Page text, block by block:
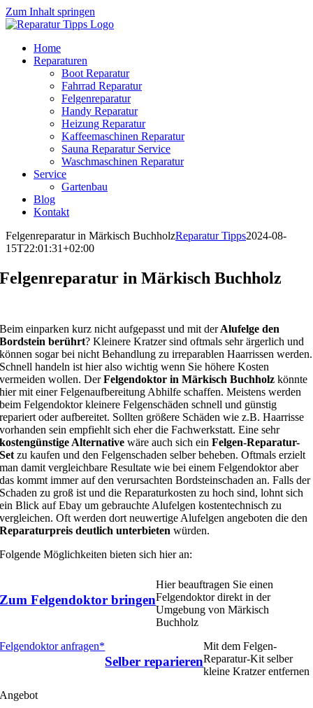
Zum Inhalt springen
Home
Reparaturen
Boot Reparatur
Fahrrad Reparatur
Felgenreparatur
Handy Reparatur
Heizung Reparatur
Kaffeemaschinen Reparatur
Sauna Reparatur Service
Waschmaschinen Reparatur
Service
Gartenbau
Blog
Kontakt
Felgenreparatur in Märkisch BuchholzReparatur Tipps2024-08-
15T22:01:31+02:00
Felgenreparatur in Märkisch Buchholz
Beim einparken kurz nicht aufgepasst und mit derAlufelge den
Bordstein berührt? Kleinere Kratzer sind oftmals sehr ärgerlich und
können sogar bei nicht Behandlung zu irreparablen Haarrissen werden.
Schnell handeln ist hier also wichtig wenn Sie höhere Kosten
vermeiden wollen. DerFelgendoktor in Märkisch Buchholz könnte
hier mit einer Felgenaufbereitung Abhilfe schaffen. Meistens werden
beim Felgendoktor kleinere Felgenschäden schnell und günstig
repariert oder aufbereitet. Sollten größere Schäden wie z.B. Haarrisse
vorhanden sein empfiehlt sich eher die Fachwerkstatt. Eine sehr
kostengünstige Alternative wäre auch sich einFelgen-Reparatur-
Set zu kaufen und den Felgenschaden selber beheben. Oftmals erzielt
man damit vergleichbare Resultate wie bei einem Felgendoktor aber
das kommt immer auf den verursachten Bordsteinschaden an. Falls der
Schaden zu groß ist und die Reparaturkosten zu hoch sind, lohnt sich
ein Blick auf Ebay um gebrauchte Alufelgen kostentechnisch zu
vergleichen. Oft werden dort neuwertige Alufelgen angeboten die den
Reparaturpreis deutlich unterbieten würden.
Folgende Möglichkeiten bieten sich hier an:
Zum Felgendoktor bringen
Hier beauftragen Sie einen
Felgendoktor direkt in der
Umgebung von Märkisch
Buchholz
Felgendoktor anfragen*
Selber reparieren
Mit dem Felgen-
Reparatur-Kit selber
kleine Kratzer entfernen
Angebot